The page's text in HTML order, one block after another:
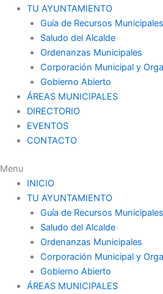
TU AYUNTAMIENTO
Guía de Recursos Municipales
Saludo del Alcalde
Ordenanzas Municipales
Corporación Municipal y
Gobierno Abierto
ÁREAS MUNICIPALES
DIRECTORIO
EVENTOS
CONTACTO
Menu
INICIO
TU AYUNTAMIENTO
Guía de Recursos Municipales
Saludo del Alcalde
Ordenanzas Municipales
Corporación Municipal y
Gobierno Abierto
ÁREAS MUNICIPALES